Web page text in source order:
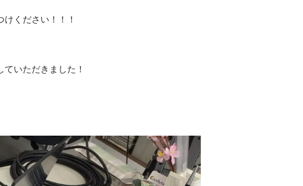
ください！！！
いただきました！